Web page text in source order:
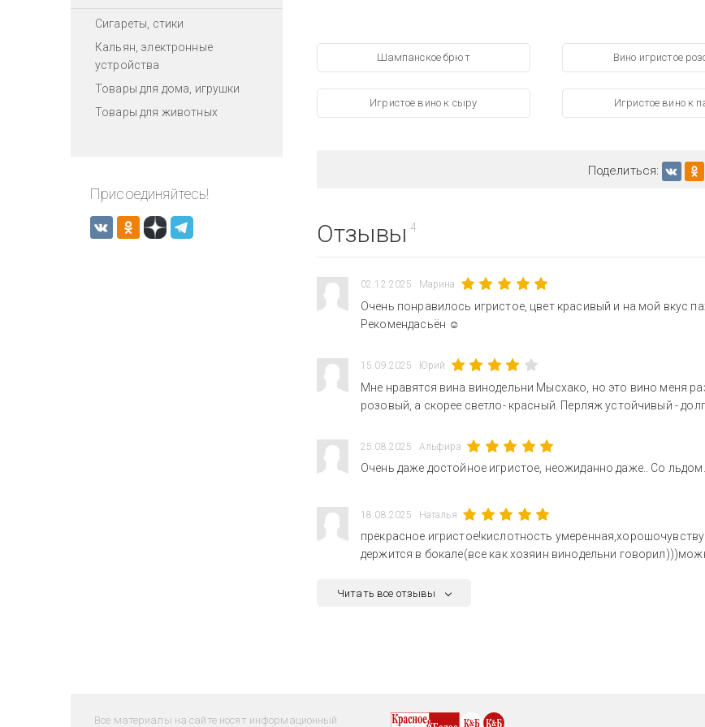
Сигареты, стики
Кальян, электронные
устройства
Товары для дома, игрушки
Товары для животных
Присоединяйтесь!
Шампанское брют Вино игристое
Игристое вино к сыру Игристое вино к
Поделиться:
Отзывы 4
02.12.2025 Марина
Очень понравилось игристое, цвет красивый и на мой вкус
Рекомендасьён ☺️
15.09.2025 Юрий
Мне нравятся вина винодельни Мысхако, но это вино меня
розовый, а скорее светло- красный. Перляж устойчивый -
25.08.2025 Альфира
Очень даже достойное игристое, неожиданно даже.. Со
18.08.2025 Наталья
прекрасное игристое!кислотность
держится в бокале(все как хозяин винодельни
Читать все отзывы
Все материалы на сайте носят информационный